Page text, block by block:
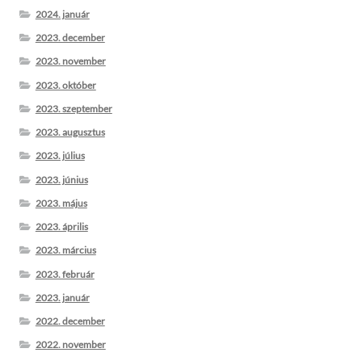
2024. január
2023. december
2023. november
2023. október
2023. szeptember
2023. augusztus
2023. július
2023. június
2023. május
2023. április
2023. március
2023. február
2023. január
2022. december
2022. november